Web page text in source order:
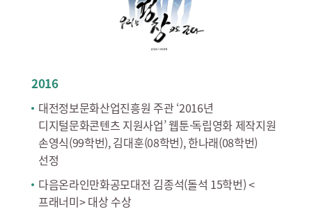
2016
대전정보문화산업진흥원 주관 ‘2016년
디지털문화콘텐츠 지원사업’ 웹툰·독립영화 제작지원
손영식(99학번), 김대훈(08학번), 한나래(08학번)
선정
다음온라인만화공모대전 김종석(돌석 15학번) <
프래너미> 대상 수상